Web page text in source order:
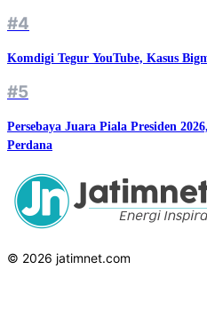
#4
Komdigi Tegur YouTube, Kasus
#5
Persebaya Juara Piala Presiden
Perdana
© 2026 jatimnet.com